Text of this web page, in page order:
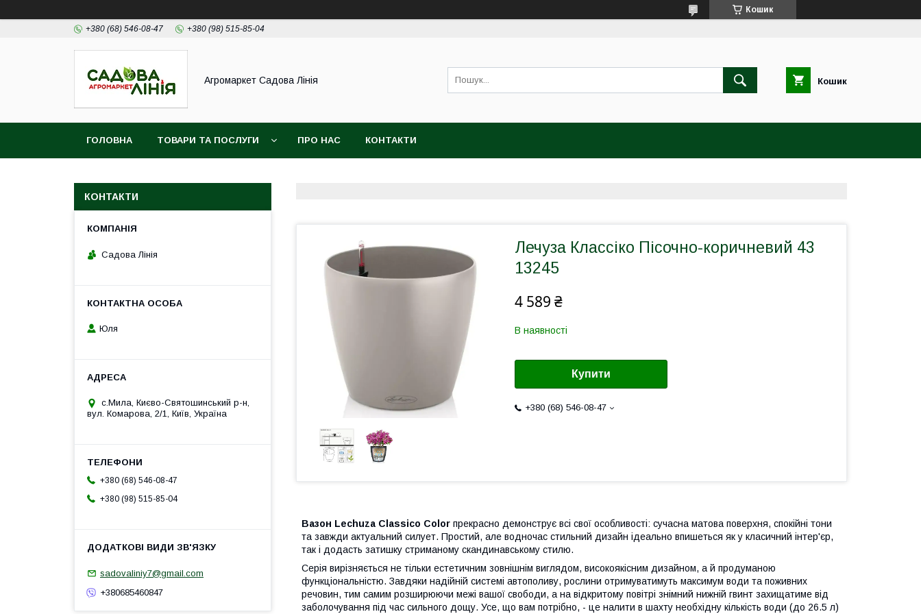
Кошик
+380 (68) 546-08-47 +380 (98) 515-85-04
Агромаркет Садова Лінія Кошик
ГОЛОВНА ТОВАРИ ТА ПОСЛУГИ ПРО НАС КОНТАКТИ
Лечуза Классіко Пісочно-коричневий 43
13245
4 589 ₴
В наявності
Купити
+380 (68) 546-08-47
Вазон Lechuza Classico Color прекрасно демонструє всі свої особливості: сучасна матова поверхня, спокійні тони
та завжди актуальний силует. Простий, але водночас стильний дизайн ідеально впишеться як у класичний інтер'єр,
так і додасть затишку стриманому скандинавському стилю.
Серія вирізняється не тільки естетичним зовнішнім виглядом, високоякісним дизайном, а й продуманою
функціональністю. Завдяки надійній системі автополиву, рослини отримуватимуть максимум води та поживних
речовин, тим самим розширюючи межі вашої свободи, а на відкритому повітрі знімний нижній гвинт захищатиме від
заболочування під час сильного дощу. Усе, що вам потрібно, - це налити в шахту необхідну кількість води (до 26.5 л)
КОНТАКТИ
Садова Лінія
Юля
с.Мила, Києво-Святошинський р-н,
вул. Комарова, 2/1, Київ, Україна
+380 (68) 546-08-47
+380 (98) 515-85-04
sadovaliniy7@gmail.com
+380685460847